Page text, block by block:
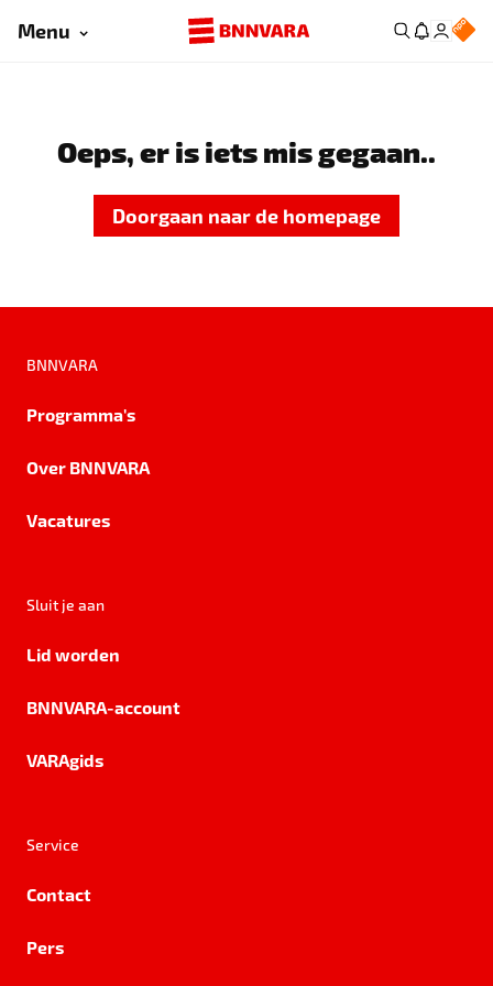
Menu
Oeps, er is iets mis gegaan..
Doorgaan naar de homepage
BNNVARA
Programma's
Over BNNVARA
Vacatures
Sluit je aan
Lid worden
BNNVARA-account
VARAgids
Service
Contact
Pers